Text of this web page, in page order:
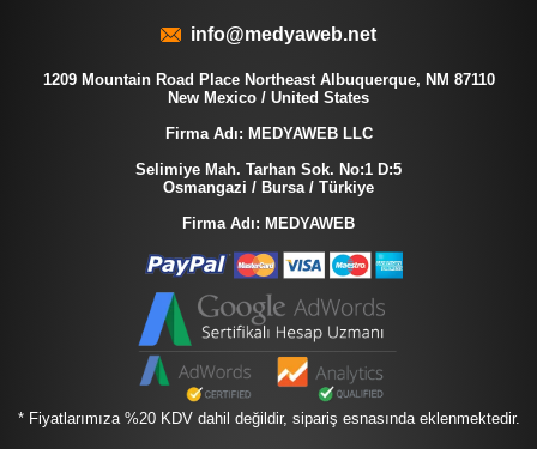
info@medyaweb.net
1209 Mountain Road Place Northeast Albuquerque, NM 87110
New Mexico / United States
Firma Adı: MEDYAWEB LLC
Selimiye Mah. Tarhan Sok. No:1 D:5
Osmangazi / Bursa / Türkiye
Firma Adı: MEDYAWEB
* Fiyatlarımıza %20 KDV dahil değildir, sipariş esnasında eklenmektedir.